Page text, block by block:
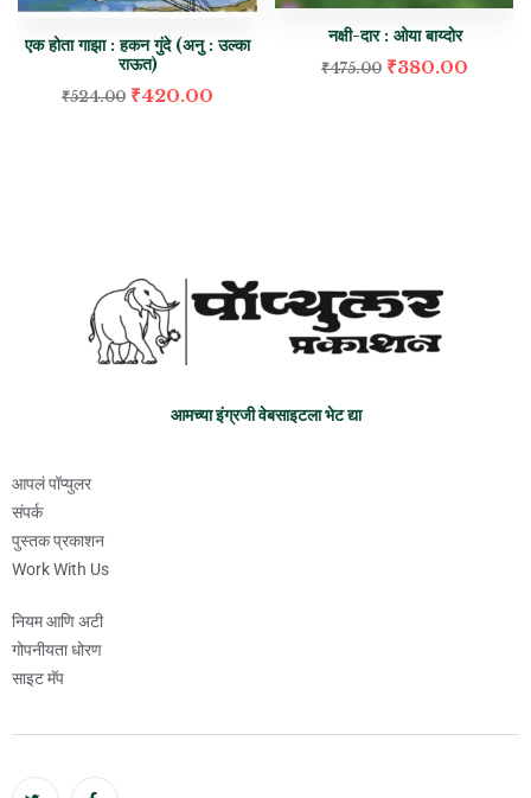
एक होता गाझा : हकन गुंदे (अनु : उल्का
राऊत)
₹524.00 ₹420.00
नक्षी-दार : ओया बाय्दोर
₹475.00 ₹380.00
आमच्या इंग्रजी वेबसाइटला भेट द्या
आपलं पॉप्युलर
संपर्क
पुस्तक प्रकाशन
Work With Us
नियम आणि अटी
गोपनीयता धोरण
साइट मॅप